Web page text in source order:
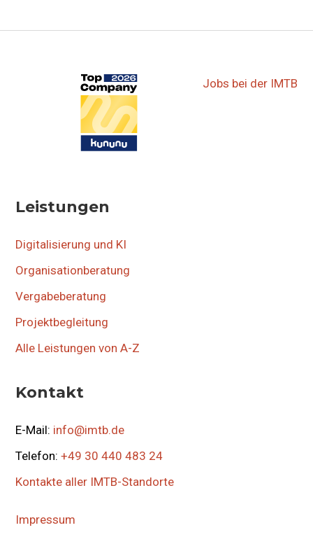
Jobs bei der IMTB
Leistungen
Digitalisierung und KI
Organisationberatung
Vergabeberatung
Projektbegleitung
Alle Leistungen von A-Z
Kontakt
E-Mail: info@imtb.de
Telefon:+49 30 440 483 24
Kontakte aller IMTB-Standorte
Impressum